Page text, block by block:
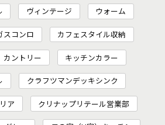
ヴィンテージ ウォーム
スコンロ カフェスタイル収納
カントリー キッチンカラー
クラフツマンデッキシンク
ア クリナップリテール営業部